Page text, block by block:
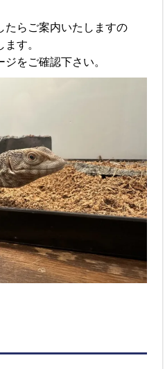
たらご案内いたしますの
す。
をご確認下さい。